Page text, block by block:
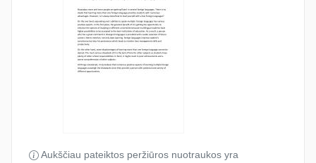
Aukščiau pateiktos peržiūros nuotraukos yra